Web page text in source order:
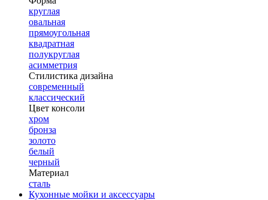
круглая
овальная
прямоугольная
квадратная
полукруглая
асимметрия
Стилистика дизайна
современный
классический
Цвет консоли
хром
бронза
золото
белый
черный
Материал
сталь
Кухонные мойки и аксессуары